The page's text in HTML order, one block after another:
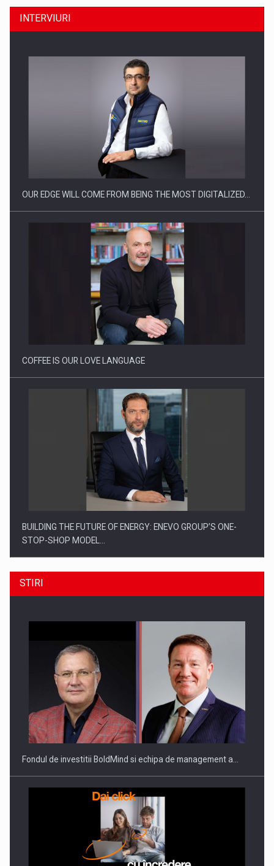
CEO Conference - Shaping The Future - Technology and…
Webinar - Business Evolution-RETHINK STRATEGY-Finantare
Investitii Digitalizare
INTERVIURI
OUR EDGE WILL COME FROM BEING THE MOST DIGITALIZED…
COFFEE IS OUR LOVE LANGUAGE
BUILDING THE FUTURE OF ENERGY: ENEVO GROUP’S ONE-
STOP-SHOP MODEL…
ROOTED IN ROMANIA, BUILT TO DELIVER TECHNOLOGY FOR
THE…
STIRI
Fondul de investitii BoldMind si echipa de management a…